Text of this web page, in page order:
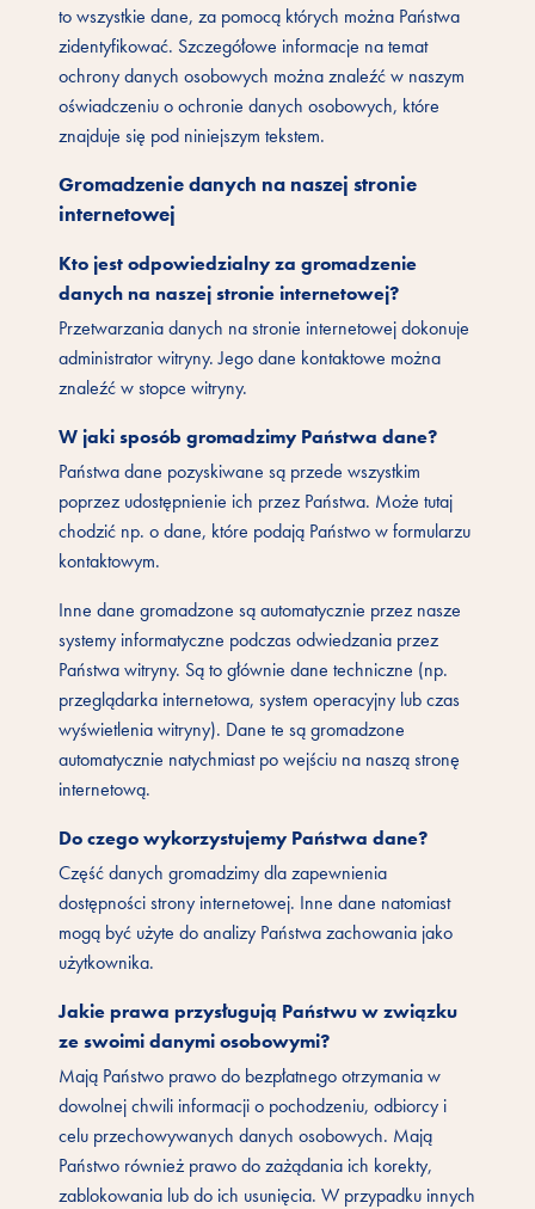
to wszystkie dane, za pomocą których można Państwa
zidentyfikować. Szczegółowe informacje na temat
ochrony danych osobowych można znaleźć w naszym
oświadczeniu o ochronie danych osobowych, które
znajduje się pod niniejszym tekstem.
Gromadzenie danych na naszej stronie
internetowej
Kto jest odpowiedzialny za gromadzenie
danych na naszej stronie internetowej?
Przetwarzania danych na stronie internetowej dokonuje
administrator witryny. Jego dane kontaktowe można
znaleźć w stopce witryny.
W jaki sposób gromadzimy Państwa dane?
Państwa dane pozyskiwane są przede wszystkim
poprzez udostępnienie ich przez Państwa. Może tutaj
chodzić np. o dane, które podają Państwo w formularzu
kontaktowym.
Inne dane gromadzone są automatycznie przez nasze
systemy informatyczne podczas odwiedzania przez
Państwa witryny. Są to głównie dane techniczne (np.
przeglądarka internetowa, system operacyjny lub czas
wyświetlenia witryny). Dane te są gromadzone
automatycznie natychmiast po wejściu na naszą stronę
internetową.
Do czego wykorzystujemy Państwa dane?
Część danych gromadzimy dla zapewnienia
dostępności strony internetowej. Inne dane natomiast
mogą być użyte do analizy Państwa zachowania jako
użytkownika.
Jakie prawa przysługują Państwu w związku
ze swoimi danymi osobowymi?
Mają Państwo prawo do bezpłatnego otrzymania w
dowolnej chwili informacji o pochodzeniu, odbiorcy i
celu przechowywanych danych osobowych. Mają
Państwo również prawo do zażądania ich korekty,
zablokowania lub do ich usunięcia. W przypadku innych